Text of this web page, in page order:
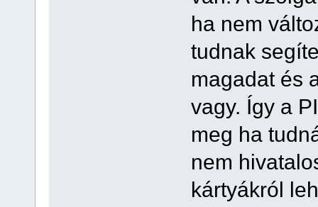
ha nem
tudnak
magadat és
vagy. Így a
meg ha
nem
kártyákról